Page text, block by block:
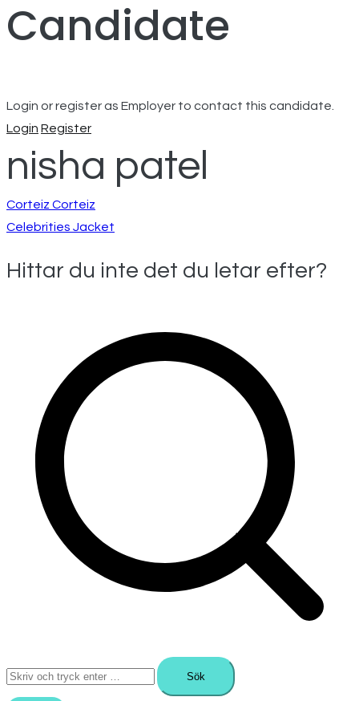
Candidate
Login or register as Employer to contact this candidate.
Login Register
nisha patel
Corteiz Corteiz
Celebrities Jacket
Hittar du inte det du letar efter?
Sök
efter: